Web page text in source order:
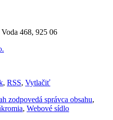
468, 925 06
, RSS, Vytlačiť
zodpovedá správca obsahu,
, Webové sídlo